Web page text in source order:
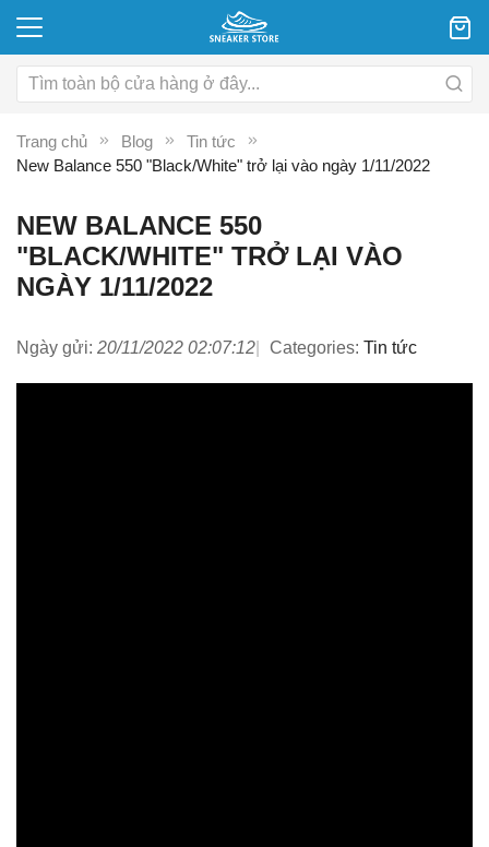
Trang chủ Blog
Tin tức
New Balance 550 "Black/White" trở lại vào ngày 1/11/2022
NEW BALANCE 550
"BLACK/WHITE" TRỞ LẠI VÀO
NGÀY 1/11/2022
Ngày gửi: 20/11/2022 02:07:12 Categories: Tin tức